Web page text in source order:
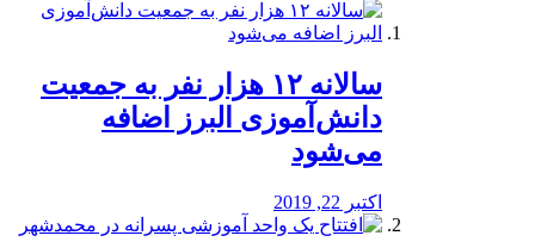
️سالانه ۱۲ هزار نفر به جمعیت
دانش‌آموزی البرز اضافه
می‌شود
اکتبر 22, 2019